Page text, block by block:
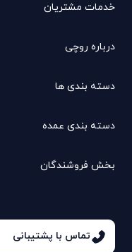
خدمات مشتریان
درباره روچی
دسته بندی ها
دسته بندی عمده
بخش فروشندگان
تماس با پشتیبانی